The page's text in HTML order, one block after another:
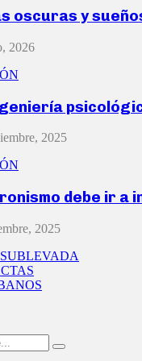
oscuras y
2026
2025
debe ir a
2025
Search